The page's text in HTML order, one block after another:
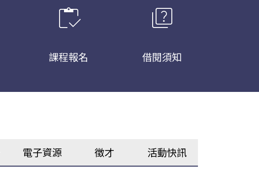
inventory
課程報名
quiz
借閱須知
電子資源 徵才 活動快訊